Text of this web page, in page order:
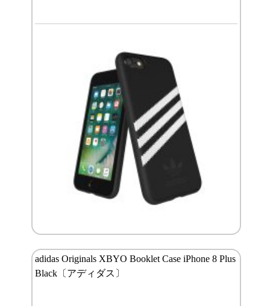
adidas Originals XBYO Booklet Case iPhone 8 Plus
Black〔アディダス〕